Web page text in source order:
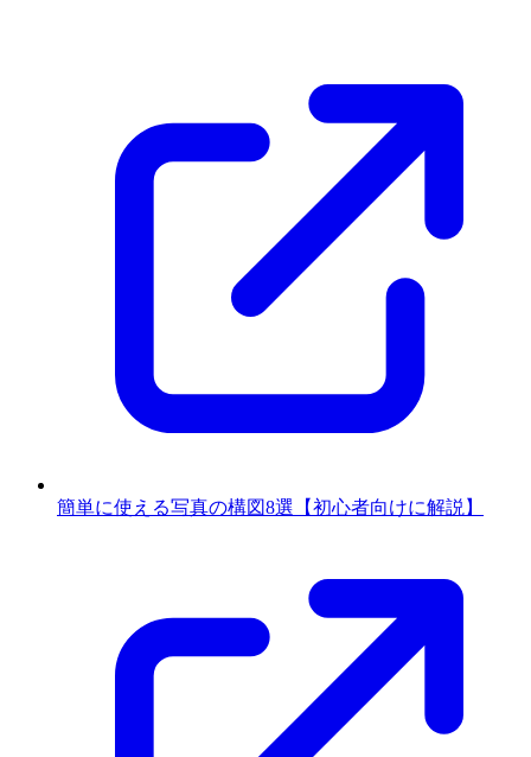
簡単に使える写真の構図8選【初心者向けに解説】